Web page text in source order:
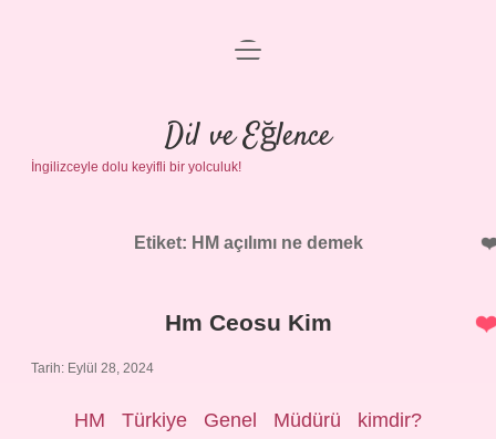
Anasayfa
Gizlilik Politikası
Yasal Uyarı
menüyü
Dil ve Eğlence
İngilizceyle dolu keyifli bir yolculuk!
Etiket: HM açılımı ne demek
Hm Ceosu Kim
Tarih: Eylül 28, 2024
HM Türkiye Genel Müdürü kimdir?